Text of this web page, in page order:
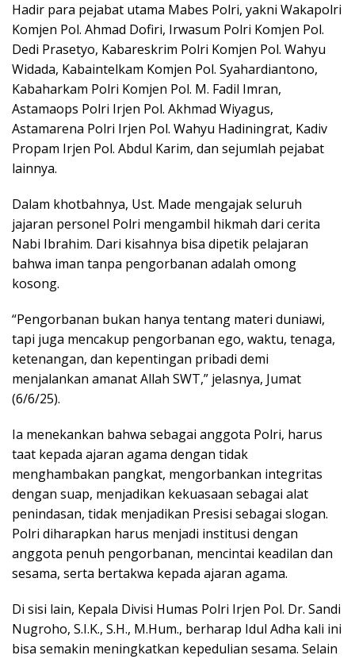
Hadir para pejabat utama Mabes Polri, yakni Wakapolri
Komjen Pol. Ahmad Dofiri, Irwasum Polri Komjen Pol.
Dedi Prasetyo, Kabareskrim Polri Komjen Pol. Wahyu
Widada, Kabaintelkam Komjen Pol. Syahardiantono,
Kabaharkam Polri Komjen Pol. M. Fadil Imran,
Astamaops Polri Irjen Pol. Akhmad Wiyagus,
Astamarena Polri Irjen Pol. Wahyu Hadiningrat, Kadiv
Propam Irjen Pol. Abdul Karim, dan sejumlah pejabat
lainnya.
Dalam khotbahnya, Ust. Made mengajak seluruh
jajaran personel Polri mengambil hikmah dari cerita
Nabi Ibrahim. Dari kisahnya bisa dipetik pelajaran
bahwa iman tanpa pengorbanan adalah omong
kosong.
“Pengorbanan bukan hanya tentang materi duniawi,
tapi juga mencakup pengorbanan ego, waktu, tenaga,
ketenangan, dan kepentingan pribadi demi
menjalankan amanat Allah SWT,” jelasnya, Jumat
(6/6/25).
Ia menekankan bahwa sebagai anggota Polri, harus
taat kepada ajaran agama dengan tidak
menghambakan pangkat, mengorbankan integritas
dengan suap, menjadikan kekuasaan sebagai alat
penindasan, tidak menjadikan Presisi sebagai slogan.
Polri diharapkan harus menjadi institusi dengan
anggota penuh pengorbanan, mencintai keadilan dan
sesama, serta bertakwa kepada ajaran agama.
Di sisi lain, Kepala Divisi Humas Polri Irjen Pol. Dr. Sandi
Nugroho, S.I.K., S.H., M.Hum., berharap Idul Adha kali ini
bisa semakin meningkatkan kepedulian sesama. Selain